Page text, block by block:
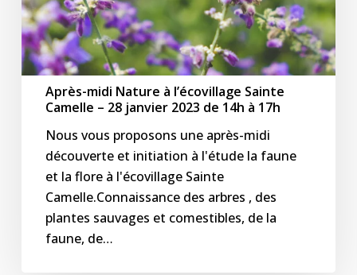
–
28
janvier
2023
Après-midi Nature à l’écovillage Sainte
Camelle – 28 janvier 2023 de 14h à 17h
Nous vous proposons une après-midi
découverte et initiation à l'étude la faune
et la flore à l'écovillage Sainte
Camelle.Connaissance des arbres , des
plantes sauvages et comestibles, de la
faune, de…